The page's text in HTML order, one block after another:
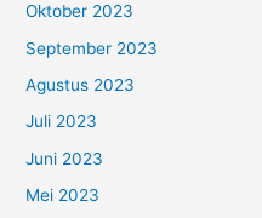
Oktober 2023
September 2023
Agustus 2023
Juli 2023
Juni 2023
Mei 2023